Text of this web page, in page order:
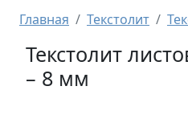
Строка навигации
Главная Текстолит
Текстолит
– 8 мм